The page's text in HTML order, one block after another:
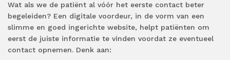
Wat als we de patiënt al vóór het eerste contact beter
begeleiden? Een digitale voordeur, in de vorm van een
slimme en goed ingerichte website, helpt patiënten om
eerst de juiste informatie te vinden voordat ze eventueel
contact opnemen. Denk aan: